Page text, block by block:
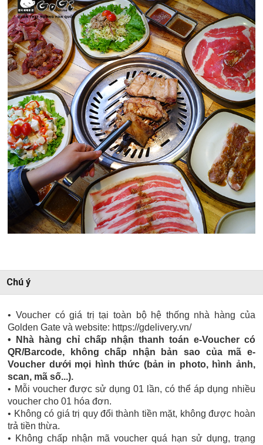
Chú ý
• Voucher có giá trị tại toàn bộ hệ thống nhà hàng của
Golden Gate và website: https://gdelivery.vn/
• Nhà hàng chỉ chấp nhận thanh toán e-Voucher có
QR/Barcode, không chấp nhận bản sao của mã e-
Voucher dưới mọi hình thức (bản in photo, hình ảnh,
scan, mã số...).
• Mỗi voucher được sử dụng 01 lần, có thể áp dụng nhiều
voucher cho 01 hóa đơn.
• Không có giá trị quy đổi thành tiền mặt, không được hoàn
trả tiền thừa.
• Không chấp nhận mã voucher quá hạn sử dụng, trạng